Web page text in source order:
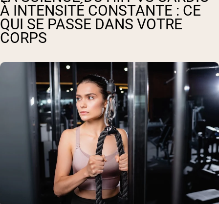
À INTENSITÉ CONSTANTE : CE
QUI SE PASSE DANS VOTRE
CORPS